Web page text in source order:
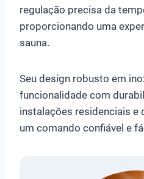
regulação precisa da
proporcionando uma
sauna.
Seu design robusto em
funcionalidade com
instalações residenciais e
um comando confiável e